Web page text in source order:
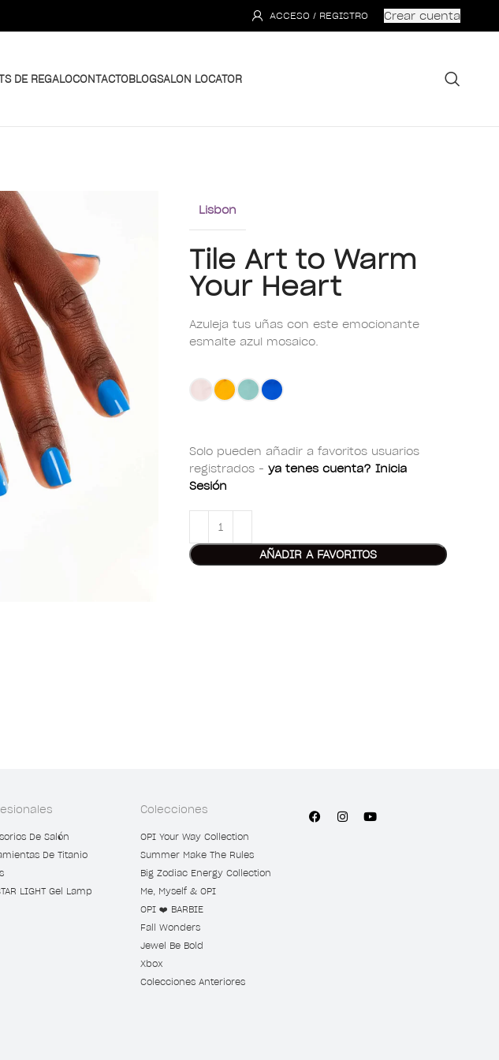
ACCESO / REGISTRO Crear cuenta
DE REGALOCONTACTOBLOGSALON LOCATOR
Lisbon
Tile Art to Warm
Your Heart
Azuleja tus uñas con este emocionante
esmalte azul mosaico.
Solo pueden añadir a favoritos usuarios
registrados - ya tenes cuenta? Inicia
Sesión
AÑADIR A FAVORITOS
De Salón
De Titanio
LIGHT Gel Lamp
Colecciones
OPI Your Way Collection
Summer Make The Rules
Big Zodiac Energy Collection
Me, Myself & OPI
OPI ❤️ BARBIE
Fall Wonders
Jewel Be Bold
Xbox
Colecciones Anteriores